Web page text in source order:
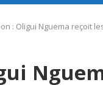
: Oligui Nguema reçoit